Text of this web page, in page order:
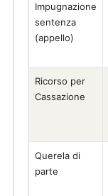
Impugnazione
sentenza
(appello)
Ricorso per
Cassazione
Querela di
parte